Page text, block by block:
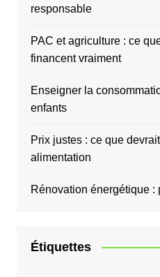
responsable
PAC et agriculture : ce
financent vraiment
Enseigner la
enfants
Prix justes : ce que
alimentation
Rénovation énergétique :
Étiquettes